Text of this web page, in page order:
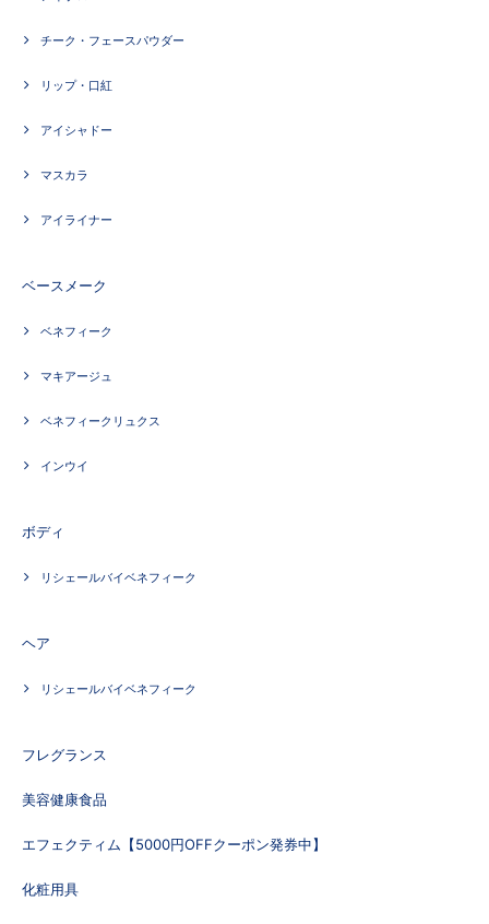
チーク・フェースパウダー
リップ・口紅
アイシャドー
マスカラ
アイライナー
ベースメーク
ベネフィーク
マキアージュ
ベネフィークリュクス
インウイ
ボディ
リシェールバイベネフィーク
ヘア
リシェールバイベネフィーク
フレグランス
美容健康食品
エフェクティム【5000円OFFクーポン発券中】
化粧用具